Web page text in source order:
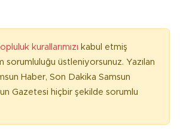
kurallarımızı kabul etmiş
sorumluluğu üstleniyorsunuz. Yazılan
Haber, Son Dakika Samsun
Gazetesi hiçbir şekilde sorumlu